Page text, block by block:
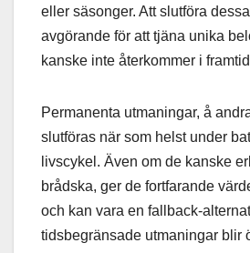
eller säsonger. Att slutföra
avgörande för att tjäna unika
kanske inte återkommer i
Permanenta utmaningar, å
slutföras när som helst under
livscykel. Även om de kanske
brådska, ger de fortfarande
och kan vara en fallback-
tidsbegränsade utmaningar blir